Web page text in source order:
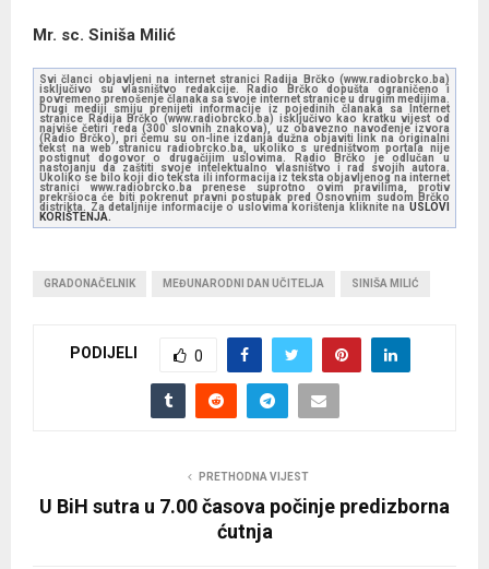
Mr. sc. Siniša Milić
Svi članci objavljeni na internet stranici Radija Brčko (www.radiobrcko.ba)
isključivo su vlasništvo redakcije. Radio Brčko dopušta ograničeno i
povremeno prenošenje članaka sa svoje internet stranice u drugim medijima.
Drugi mediji smiju prenijeti informacije iz pojedinih članaka sa Internet
stranice Radija Brčko (www.radiobrcko.ba) isključivo kao kratku vijest od
najviše četiri reda (300 slovnih znakova), uz obavezno navođenje izvora
(Radio Brčko), pri čemu su on-line izdanja dužna objaviti link na originalni
tekst na web stranicu radiobrcko.ba, ukoliko s uredništvom portala nije
postignut dogovor o drugačijim uslovima. Radio Brčko je odlučan u
nastojanju da zaštiti svoje intelektualno vlasništvo i rad svojih autora.
Ukoliko se bilo koji dio teksta ili informacija iz teksta objavljenog na internet
stranici www.radiobrcko.ba prenese suprotno ovim pravilima, protiv
prekršioca će biti pokrenut pravni postupak pred Osnovnim sudom Brčko
distrikta. Za detaljnije informacije o uslovima korištenja kliknite na USLOVI
KORIŠTENJA.
GRADONAČELNIK MEĐUNARODNI DAN UČITELJA SINIŠA MILIĆ
PODIJELI 0
PRETHODNA VIJEST
U BiH sutra u 7.00 časova počinje predizborna
ćutnja